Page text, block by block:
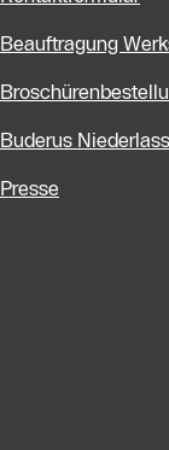
Beauftragung
Buderus
Presse